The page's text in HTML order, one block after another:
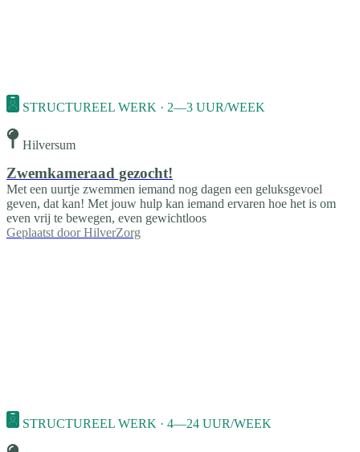
STRUCTUREEL WERK · 2—3 UUR/WEEK
Hilversum
Zwemkameraad gezocht!
Met een uurtje zwemmen iemand nog dagen een geluksgevoel
geven, dat kan! Met jouw hulp kan iemand ervaren hoe het is om
even vrij te bewegen, even gewichtloos
Geplaatst door HilverZorg
STRUCTUREEL WERK · 4—24 UUR/WEEK